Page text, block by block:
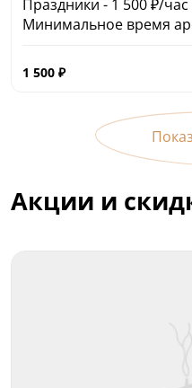
Праздники - 1 500 ₽/час
Минимальное время
1 500 ₽
Акции и